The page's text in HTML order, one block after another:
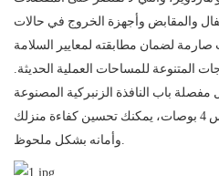
والمقابض وأجهزة الخروج في حالات
لضمان مطابقته لمعايير السلامة
المتنوعة للمساحات العملية الحديثة.
مفصلة باب النافذة الزنبركية المصنوعة
من الفولاذ المقاوم للصدأ مقاس 4 بوصات، يمكنك تحسين كفاءة منزلك
وأمانه بشكل ملحوظ.